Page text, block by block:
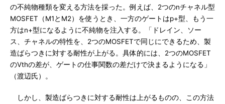
の不純物種類を変える方法を採った。例えば、2つのnチャネル型
MOSFET（M1とM2）を使うとき、一方のゲートはp+型、もう一
方はn+型になるように不純物を注入する。「ドレイン、ソー
ス、チャネルの特性を、2つのMOSFETで同じにできるため、製
造ばらつきに対する耐性が上がる。具体的には、2つのMOSFET
のVthの差が、ゲートの仕事関数の差だけで決まるようになる」
（渡辺氏）。
しかし、製造ばらつきに対する耐性は上がるものの、この方法